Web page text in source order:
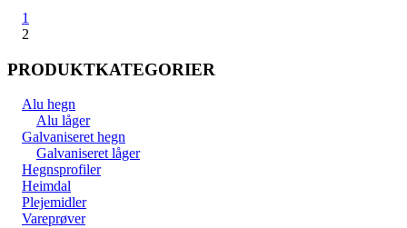
1
2
PRODUKTKATEGORIER
Alu hegn
Alu låger
Galvaniseret hegn
Galvaniseret låger
Hegnsprofiler
Heimdal
Plejemidler
Vareprøver